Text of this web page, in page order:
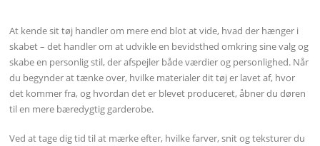
At kende sit tøj handler om mere end blot at vide, hvad der hænger i
skabet – det handler om at udvikle en bevidsthed omkring sine valg og
skabe en personlig stil, der afspejler både værdier og personlighed. Når
du begynder at tænke over, hvilke materialer dit tøj er lavet af, hvor
det kommer fra, og hvordan det er blevet produceret, åbner du døren
til en mere bæredygtig garderobe.
Ved at tage dig tid til at mærke efter, hvilke farver, snit og teksturer du